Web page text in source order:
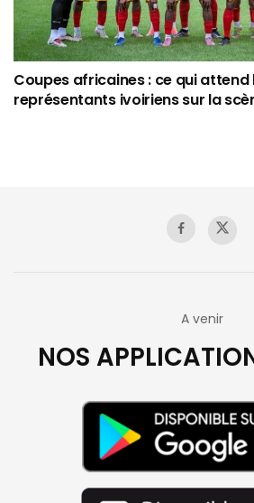
Coupes africaines : ce qui
représentants ivoiriens sur la
A venir
NOS